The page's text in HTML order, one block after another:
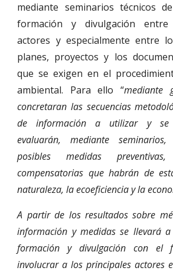
mediante seminarios técnicos
formación y divulgación
actores y especialmente entre
planes, proyectos y los
que se exigen en el
ambiental. Para ello “mediante
concretaran las secuencias
de información a utilizar y se
evaluarán, mediante
posibles medidas
compensatorias que habrán de
naturaleza, la ecoeficiencia y la
A partir de los resultados sobre
información y medidas se llevará
formación y divulgación con
involucrar a los principales actores